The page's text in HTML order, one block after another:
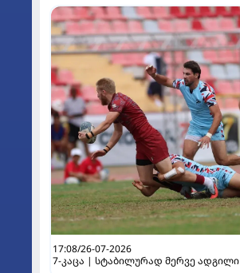
17:08/26-07-2026
7-კაცა | სტაბილურად მერვე ადგილი